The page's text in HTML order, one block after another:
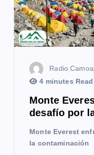
e
n
Radio
4 minutes Read
Monte
desafío por
Monte Everest
la contaminación